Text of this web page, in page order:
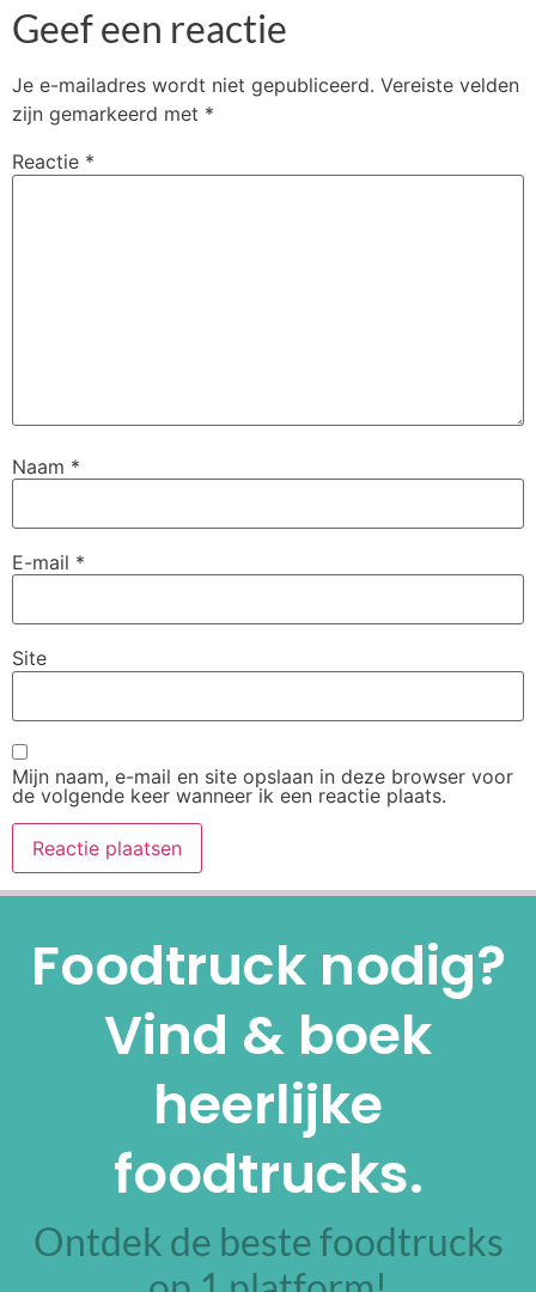
Geef een reactie
Je e-mailadres wordt niet gepubliceerd. Vereiste velden
zijn gemarkeerd met *
Reactie *
Naam *
E-mail *
Site
Mijn naam, e-mail en site opslaan in deze browser voor
de volgende keer wanneer ik een reactie plaats.
Foodtruck nodig?
Vind & boek
heerlijke
foodtrucks.
Ontdek de beste foodtrucks